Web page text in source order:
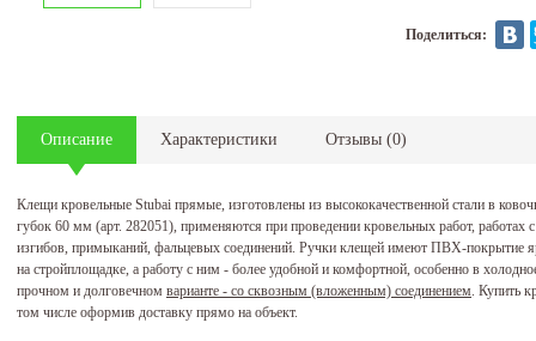
Поделиться:
Описание Характеристики Отзывы (0)
Клещи кровельные Stubai прямые, изготовлены из высококачественной стали в
губок 60 мм (арт. 282051), применяются при проведении кровельных работ,
изгибов, примыканий, фальцевых соединений. Ручки клещей имеют ПВХ-покрытие
на стройплощадке, а работу с ним - более удобной и комфортной, особенно в
прочном и долговечном варианте - со сквозным (вложенным) соединением . Купить
том числе оформив доставку прямо на объект.